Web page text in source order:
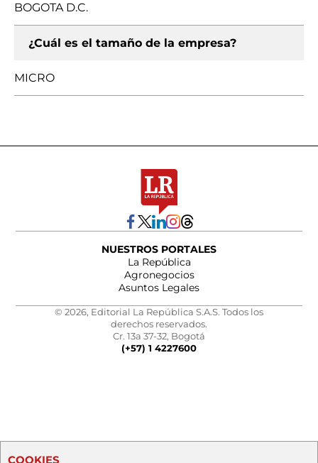
BOGOTA D.C.
¿Cuál es el tamaño de la empresa?
MICRO
NUESTROS PORTALES
La República
Agronegocios
Asuntos Legales
© 2026, Editorial La República S.A.S. Todos los
derechos reservados.
Cr. 13a 37-32, Bogotá
(+57) 1 4227600
COOKIES